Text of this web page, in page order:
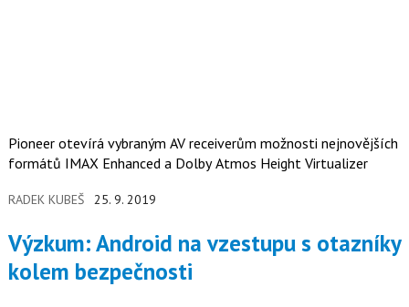
Pioneer otevírá vybraným AV receiverům možnosti nejnovějších
formátů IMAX Enhanced a Dolby Atmos Height Virtualizer
RADEK KUBEŠ 25. 9. 2019
Výzkum: Android na vzestupu s otazníky
kolem bezpečnosti